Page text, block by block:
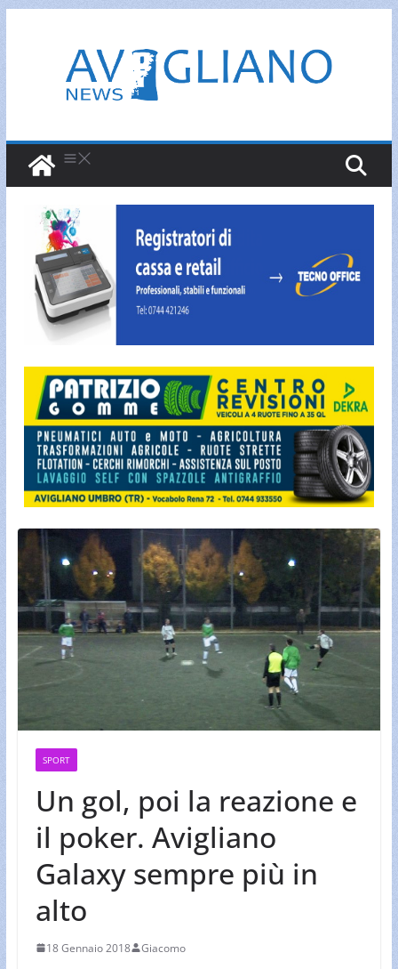
contenuto
SPORT
Un gol, poi la reazione e
il poker. Avigliano
Galaxy sempre più in
alto
18 Gennaio 2018 Giacomo